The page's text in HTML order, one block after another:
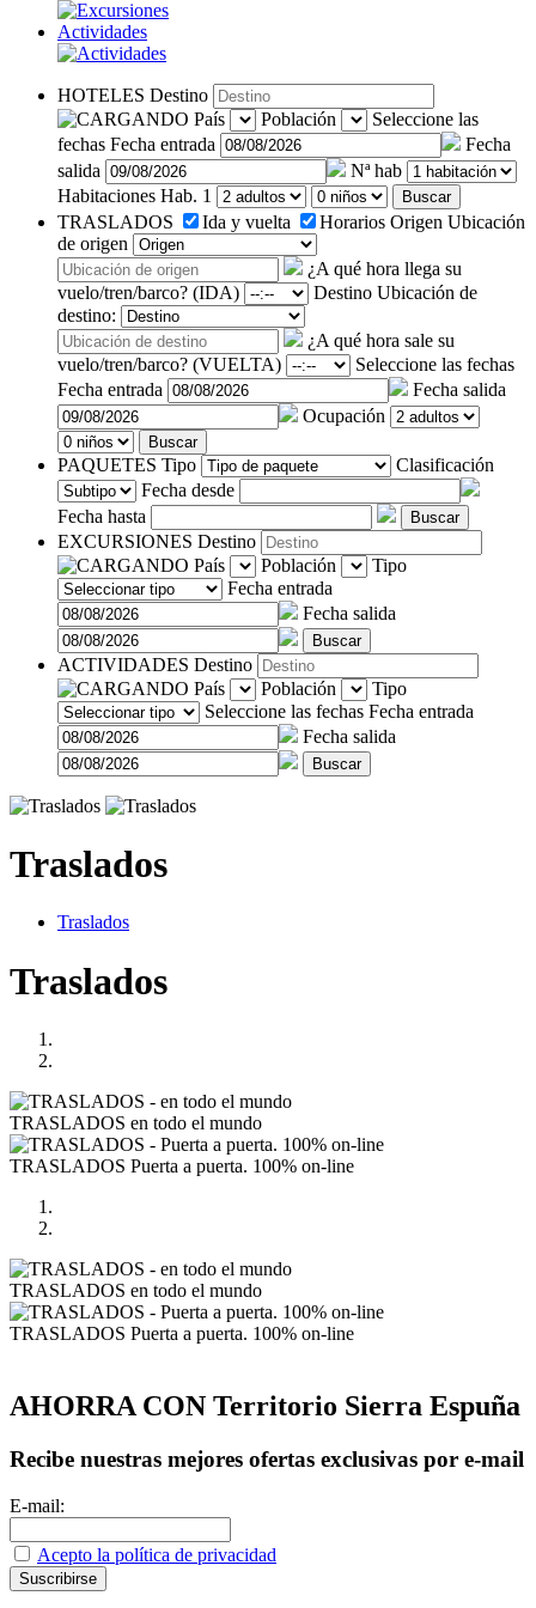
Actividades
HOTELES Destino
País
Población
Seleccione las
fechas Fecha entrada
Fecha
salida
Nª hab
Habitaciones Hab. 1 Buscar
TRASLADOS Ida y vuelta Horarios Origen Ubicación
de origen
¿A qué hora llega su
vuelo/tren/barco? (IDA)
Destino Ubicación de
destino:
¿A qué hora sale su
vuelo/tren/barco? (VUELTA)
Seleccione las fechas
Fecha entrada
Fecha salida
Ocupación
Buscar
PAQUETES Tipo
Clasificación
Fecha desde
Fecha hasta
Buscar
EXCURSIONES Destino
País
Población
Tipo
Fecha entrada
Fecha salida
ACTIVIDADES Destino
País
Población
Tipo
Seleccione las fechas Fecha entrada
Fecha salida
Buscar
Traslados
Traslados
Traslados
TRASLADOS en todo el mundo
TRASLADOS Puerta a puerta. 100% on-line
TRASLADOS en todo el mundo
TRASLADOS Puerta a puerta. 100% on-line
AHORRA CON Territorio Sierra Espuña
Recibe nuestras mejores ofertas exclusivas por e-mail
E-mail:
Acepto la política de privacidad